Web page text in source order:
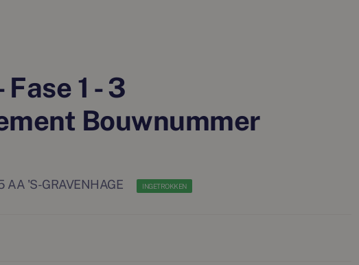
1 - 3
Bouwnummer
AA 'S-GRAVENHAGE INGETROKKEN